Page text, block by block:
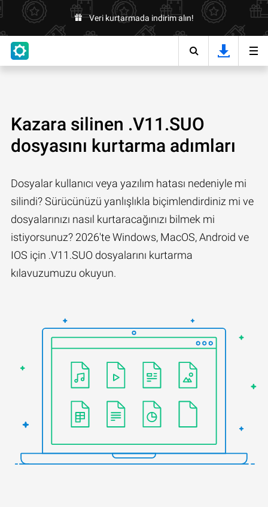
Veri kurtarmada indirim alın!
Kazara silinen .V11.SUO
dosyasını kurtarma adımları
Dosyalar kullanıcı veya yazılım hatası nedeniyle mi
silindi? Sürücünüzü yanlışlıkla biçimlendirdiniz mi ve
dosyalarınızı nasıl kurtaracağınızı bilmek mi
istiyorsunuz? 2026'te Windows, MacOS, Android ve
IOS için .V11.SUO dosyalarını kurtarma
kılavuzumuzu okuyun.